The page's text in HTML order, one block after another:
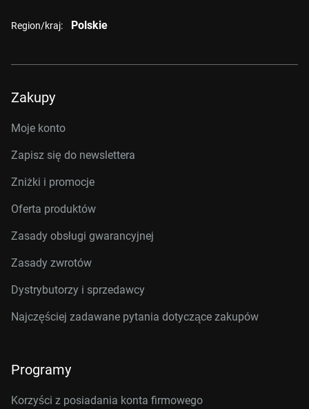
Region/kraj: Polskie
Zakupy
Moje konto
Zapisz się do newslettera
Zniżki i promocje
Oferta produktów
Zasady obsługi gwarancyjnej
Zasady zwrotów
Dystrybutorzy i sprzedawcy
Najczęściej zadawane pytania dotyczące zakupów
Programy
Korzyści z posiadania konta firmowego